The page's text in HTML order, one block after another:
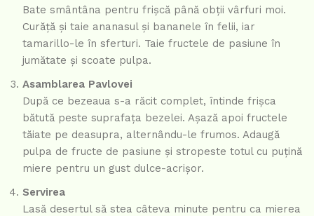
Bate smântâna pentru frișcă până obții vârfuri moi.
Curăță și taie ananasul și bananele în felii, iar
tamarillo-le în sferturi. Taie fructele de pasiune în
jumătate și scoate pulpa.
Asamblarea Pavlovei
După ce bezeaua s-a răcit complet, întinde frișca
bătută peste suprafața bezelei. Așază apoi fructele
tăiate pe deasupra, alternându-le frumos. Adaugă
pulpa de fructe de pasiune și stropeste totul cu puțină
miere pentru un gust dulce-acrișor.
Servirea
Lasă desertul să stea câteva minute pentru ca mierea